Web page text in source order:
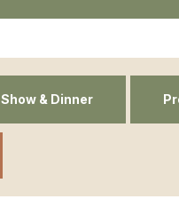
Show & Dinner